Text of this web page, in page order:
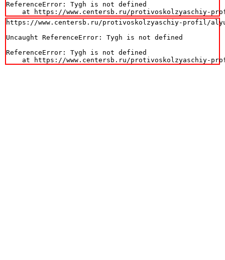
ReferenceError: Tygh is not defined
at https://www.centersb.ru/protivoskolzyaschiy-
https://www.centersb.ru/protivoskolzyaschiy-profil/
Uncaught ReferenceError: Tygh is not defined
ReferenceError: Tygh is not defined
at https://www.centersb.ru/protivoskolzyaschiy-